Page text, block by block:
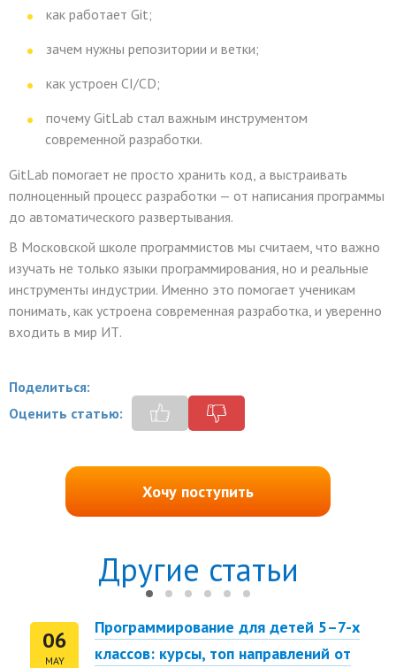
как работает Git;
зачем нужны репозитории и ветки;
как устроен CI/CD;
почему GitLab стал важным инструментом
современной разработки.
GitLab помогает не просто хранить код, а выстраивать
полноценный процесс разработки — от написания программы
до автоматического развертывания.
В Московской школе программистов мы считаем, что важно
изучать не только языки программирования, но и реальные
инструменты индустрии. Именно это помогает ученикам
понимать, как устроена современная разработка, и уверенно
входить в мир ИТ.
Поделиться:
Оценить статью:
Хочу поступить
Другие статьи
06
MAY
Программирование для детей 5–7-х
классов: курсы, топ направлений от